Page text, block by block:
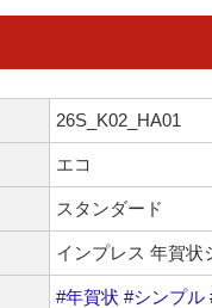
26S_K02_HA01
エコ
スタンダード
インプレス 年賀状
#年賀状 #シンプル